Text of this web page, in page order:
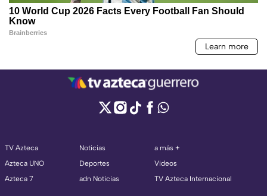
TV Azteca
Azteca UNO
Azteca 7
Noticias
Deportes
adn Noticias
a más +
Videos
TV Azteca Internacional